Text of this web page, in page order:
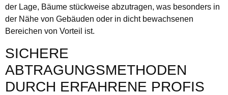
der Lage, Bäume stückweise abzutragen, was besonders in
der Nähe von Gebäuden oder in dicht bewachsenen
Bereichen von Vorteil ist.
SICHERE
ABTRAGUNGSMETHODEN
DURCH ERFAHRENE PROFIS